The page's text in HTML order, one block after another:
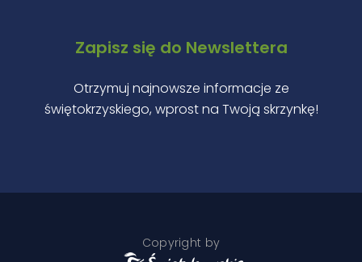
Zapisz się do Newslettera
Otrzymuj najnowsze informacje ze
świętokrzyskiego, wprost na Twoją skrzynkę!
Copyright by